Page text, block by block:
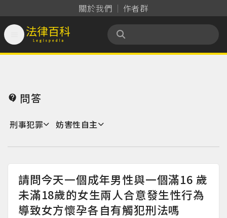
關於我們 作者群
法律百科 Legispedia
 問答
刑事犯罪 妨害性自主
請問今天一個成年男性與一個滿16 歲
未滿18歲的女生兩人合意發生性行為
導致女方懷孕各自有觸犯刑法嗎